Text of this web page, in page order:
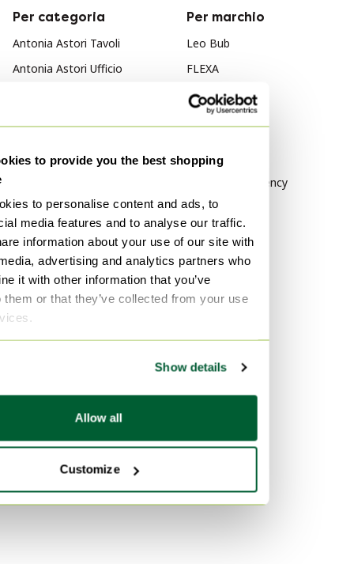
to provide you the best shopping
to personalise content and ads, to
media features and to analyse our traffic.
information about your use of our site with
advertising and analytics partners who
it with other information that you’ve
them or that they’ve collected from your use
Show details
Allow all
Customize
Per categoria
Antonia Astori Tavoli
Antonia Astori Ufficio
pranzo
Per marchio
Leo Bub
FLEXA
Näve
Per stile
Barocco
Hollywood Regency
Classico
Per materiale
Bronzo Illuminazione
Sughero Arte
polished steel Servizi da
tavola